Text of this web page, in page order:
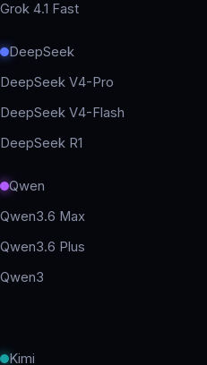
Grok 4.1 Fast
DeepSeek
DeepSeek V4-Pro
DeepSeek V4-Flash
DeepSeek R1
Qwen
Qwen3.6 Max
Qwen3.6 Plus
Qwen3
Kimi